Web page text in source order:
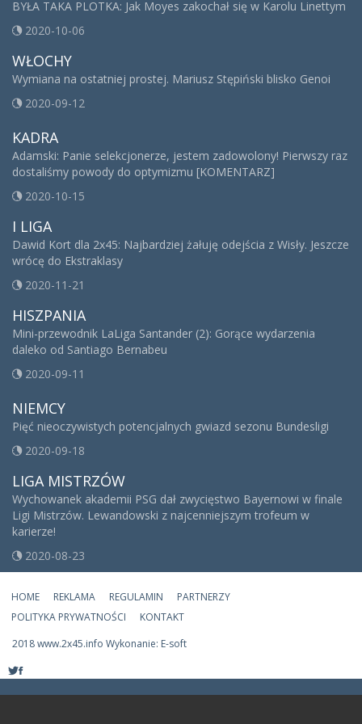
BYŁA TAKA PLOTKA: Jak Moyes zakochał się w Karolu Linettym
2020-10-06
WŁOCHY
Wymiana na ostatniej prostej. Mariusz Stępiński blisko Genoi
2020-09-12
KADRA
Adamski: Panie selekcjonerze, jestem zadowolony! Pierwszy raz
dostaliśmy powody do optymizmu [KOMENTARZ]
2020-10-15
I LIGA
Dawid Kort dla 2x45: Najbardziej żałuję odejścia z Wisły. Jeszcze
wrócę do Ekstraklasy
2020-11-21
HISZPANIA
Mini-przewodnik LaLiga Santander (2): Gorące wydarzenia
daleko od Santiago Bernabeu
2020-09-11
NIEMCY
Pięć nieoczywistych potencjalnych gwiazd sezonu Bundesligi
2020-09-18
LIGA MISTRZÓW
Wychowanek akademii PSG dał zwycięstwo Bayernowi w finale
Ligi Mistrzów. Lewandowski z najcenniejszym trofeum w
karierze!
2020-08-23
HOME REKLAMA REGULAMIN
PARTNERZY
POLITYKA PRYWATNOŚCI
KONTAKT
2018 www.2x45.info Wykonanie: E-soft